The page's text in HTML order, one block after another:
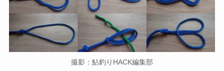
撮影：鮎釣りHACK編集部